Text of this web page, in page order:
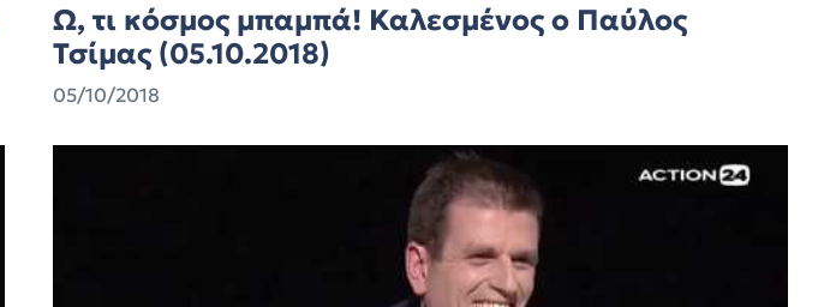
Ω, τι κόσμος μπαμπά! Καλεσμένος ο Παύλος
Τσίμας (05.10.2018)
05/10/2018